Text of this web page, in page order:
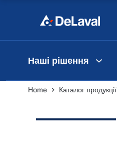
Наші рішення
Home Каталог продукції